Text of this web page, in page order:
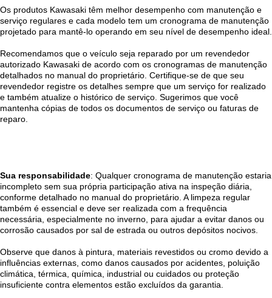
Os produtos Kawasaki têm melhor desempenho com manutenção e
serviço regulares e cada modelo tem um cronograma de manutenção
projetado para mantê-lo operando em seu nível de desempenho ideal.
Recomendamos que o veículo seja reparado por um revendedor
autorizado Kawasaki de acordo com os cronogramas de manutenção
detalhados no manual do proprietário. Certifique-se de que seu
revendedor registre os detalhes sempre que um serviço for realizado
e também atualize o histórico de serviço. Sugerimos que você
mantenha cópias de todos os documentos de serviço ou faturas de
reparo.
Sua responsabilidade: Qualquer cronograma de manutenção estaria
incompleto sem sua própria participação ativa na inspeção diária,
conforme detalhado no manual do proprietário. A limpeza regular
também é essencial e deve ser realizada com a frequência
necessária, especialmente no inverno, para ajudar a evitar danos ou
corrosão causados por sal de estrada ou outros depósitos nocivos.
Observe que danos à pintura, materiais revestidos ou cromo devido a
influências externas, como danos causados por acidentes, poluição
climática, térmica, química, industrial ou cuidados ou proteção
insuficiente contra elementos estão excluídos da garantia.